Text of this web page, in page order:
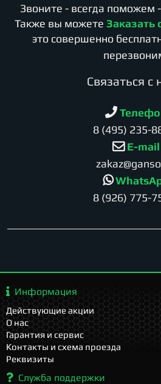
Звоните - всегда поможем -
Также вы можете Заказать
это совершенно
Cвязаться с
8 (495) 235-
E-mail
8 (926) 775-
Информация
Действующие акции
О нас
Гарантия и сервис
Контакты и схема проезда
Реквизиты
Служба поддержки